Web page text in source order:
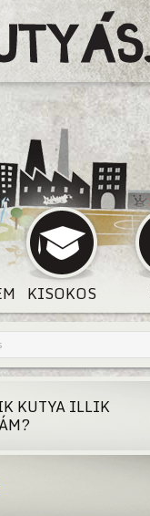
KISOKOS
KUTYA ILLIK